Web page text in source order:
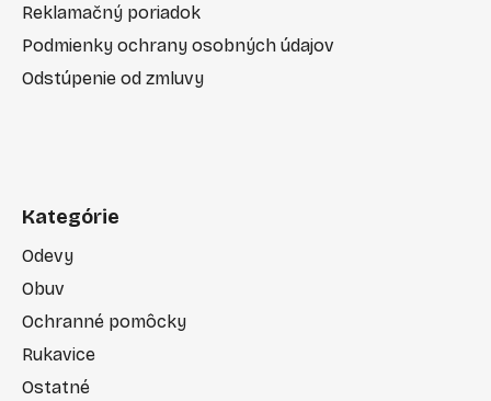
Reklamačný poriadok
Podmienky ochrany osobných údajov
Odstúpenie od zmluvy
Kategórie
Odevy
Obuv
Ochranné pomôcky
Rukavice
Ostatné